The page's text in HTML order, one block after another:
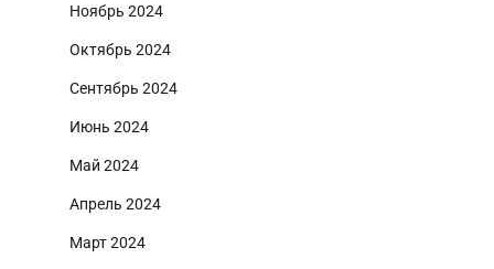
Ноябрь 2024
Октябрь 2024
Сентябрь 2024
Июнь 2024
Май 2024
Апрель 2024
Март 2024